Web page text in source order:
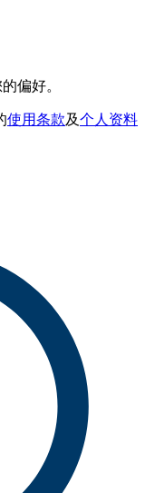
偏好。
使用条款及个人资料